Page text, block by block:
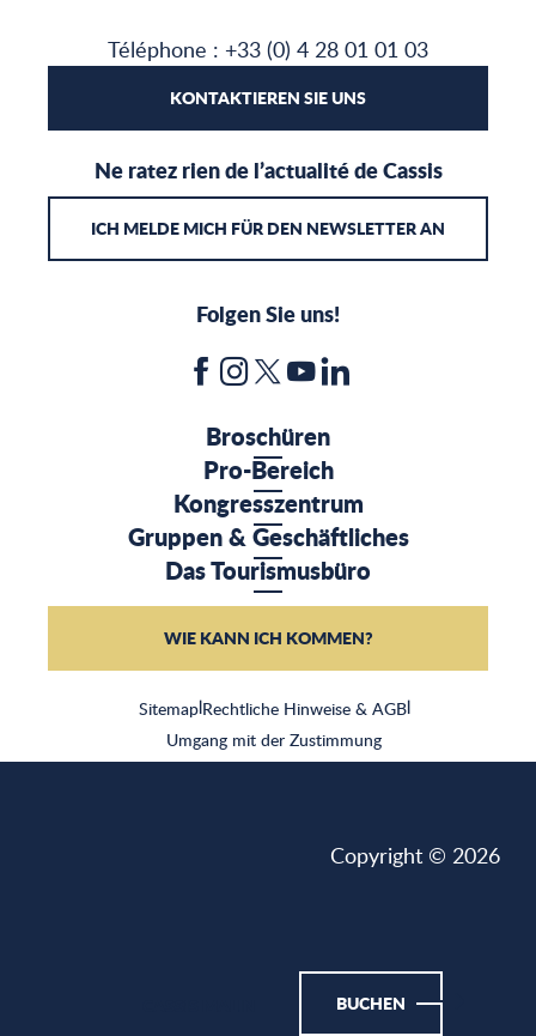
BUCHEN
Téléphone : +33 (0) 4 28 01 01 03
KONTAKTIEREN SIE UNS
Ne ratez rien de l’actualité de Cassis
ICH MELDE MICH FÜR DEN NEWSLETTER AN
Folgen Sie uns!
Sitemap|Rechtliche Hinweise & AGB|
Umgang mit der Zustimmung
Broschüren
Pro-Bereich
Kongresszentrum
Gruppen & Geschäftliches
Das Tourismusbüro
WIE KANN ICH KOMMEN?
Copyright © 2026